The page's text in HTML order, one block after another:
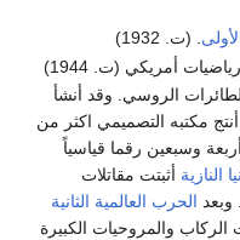
. (ت. 1932)
أمريكي (ت. 1944)
الروسي. وقد أنشأ
مكتبه التصميمي اكثر من
وسبعين رقما قياسياً
النازية أثبتت مقاتلات
الحرب العالمية الثانية
والمروحيات الكبيرة